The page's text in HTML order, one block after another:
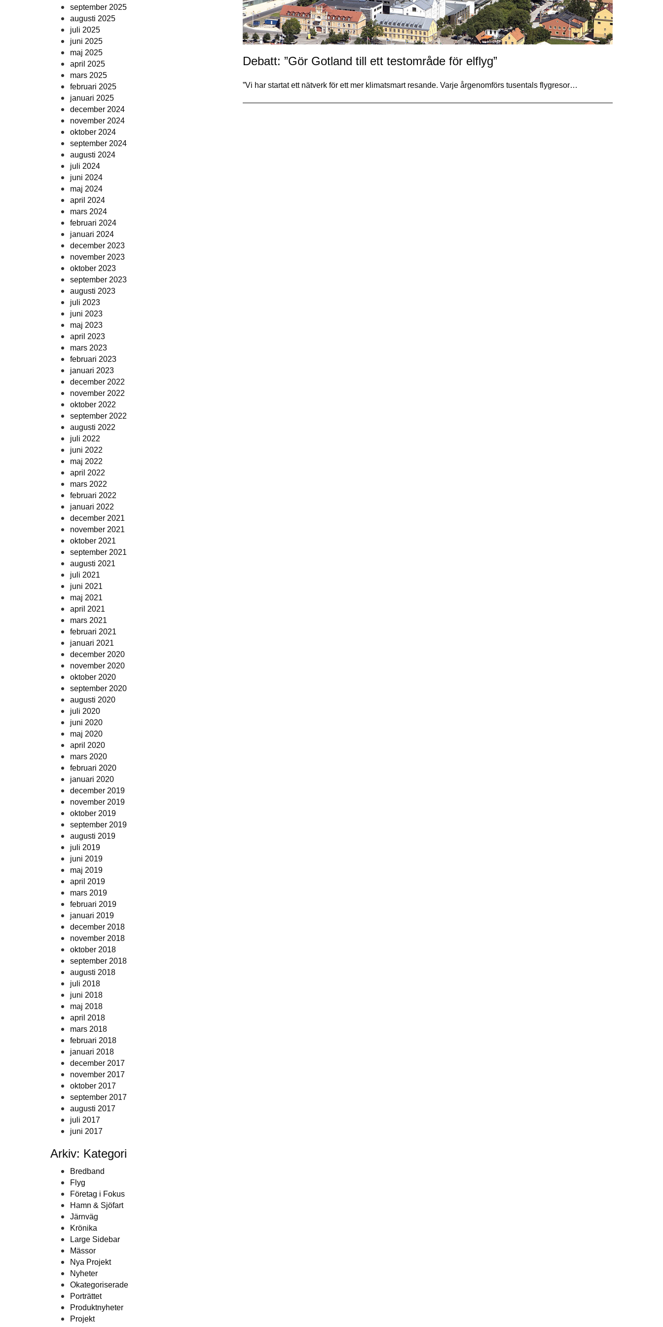
september 2025
augusti 2025
juli 2025
juni 2025
maj 2025
april 2025
mars 2025
februari 2025
januari 2025
december 2024
november 2024
oktober 2024
september 2024
augusti 2024
juli 2024
juni 2024
maj 2024
april 2024
mars 2024
februari 2024
januari 2024
december 2023
november 2023
oktober 2023
september 2023
augusti 2023
juli 2023
juni 2023
maj 2023
april 2023
mars 2023
februari 2023
januari 2023
december 2022
november 2022
oktober 2022
september 2022
augusti 2022
juli 2022
juni 2022
maj 2022
april 2022
mars 2022
februari 2022
januari 2022
december 2021
november 2021
oktober 2021
september 2021
augusti 2021
juli 2021
juni 2021
maj 2021
april 2021
mars 2021
februari 2021
januari 2021
december 2020
november 2020
oktober 2020
september 2020
augusti 2020
juli 2020
juni 2020
maj 2020
april 2020
mars 2020
februari 2020
januari 2020
december 2019
november 2019
oktober 2019
september 2019
augusti 2019
juli 2019
juni 2019
maj 2019
april 2019
mars 2019
februari 2019
januari 2019
december 2018
november 2018
oktober 2018
september 2018
augusti 2018
juli 2018
juni 2018
maj 2018
april 2018
mars 2018
februari 2018
januari 2018
december 2017
november 2017
oktober 2017
september 2017
augusti 2017
juli 2017
juni 2017
Arkiv: Kategori
Bredband
Flyg
Företag i Fokus
Hamn & Sjöfart
Järnväg
Krönika
Large Sidebar
Mässor
Nya Projekt
Nyheter
Okategoriserade
Porträttet
Produktnyheter
Projekt
Debatt: ”Gör Gotland till ett testområde för elflyg”
”Vi har startat ett nätverk för ett mer klimatsmart resande. Varje årgenomförs tusentals flygresor…